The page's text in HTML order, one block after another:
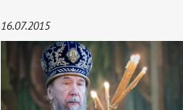
16.07.2015